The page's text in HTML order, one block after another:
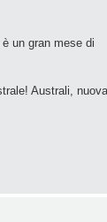
un gran mese di
Australi, nuova